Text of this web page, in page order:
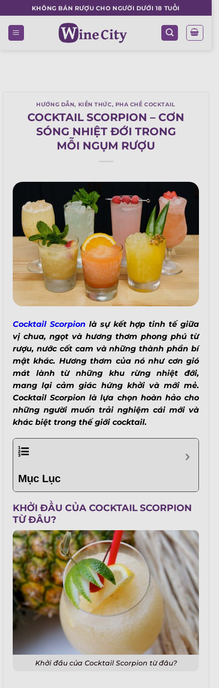
to
content
KHÔNG BÁN RƯỢU CHO NGƯỜI DƯỚI 18 TUỔI
HƯỚNG DẪN, KIẾN THỨC, PHA CHẾ COCKTAIL
COCKTAIL SCORPION – CƠN
SÓNG NHIỆT ĐỚI TRONG
MỖI NGỤM RƯỢU
Cocktail Scorpionlà sự kết hợp tinh tế giữa
vị chua, ngọt và hương thơm phong phú từ
rượu, nước cốt cam và những thành phần bí
mật khác. Hương thơm của nó như cơn gió
mát lành từ những khu rừng nhiệt đới,
mang lại cảm giác hứng khởi và mới mẻ.
Cocktail Scorpion là lựa chọn hoàn hảo cho
những người muốn trải nghiệm cái mới và
khác biệt trong thế giới cocktail.
Mục Lục
KHỞI ĐẦU CỦA COCKTAIL SCORPION
TỪ ĐÂU?
Khởi đầu của Cocktail Scorpion từ đâu?